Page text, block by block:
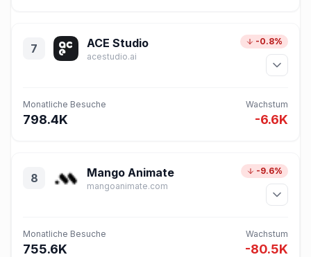
7 ACE Studio
acestudio.ai
-0.8%
Monatliche Besuche
798.4K
Wachstum
-6.6K
8 Mango Animate
mangoanimate.com
-9.6%
Monatliche Besuche
755.6K
Wachstum
-80.5K